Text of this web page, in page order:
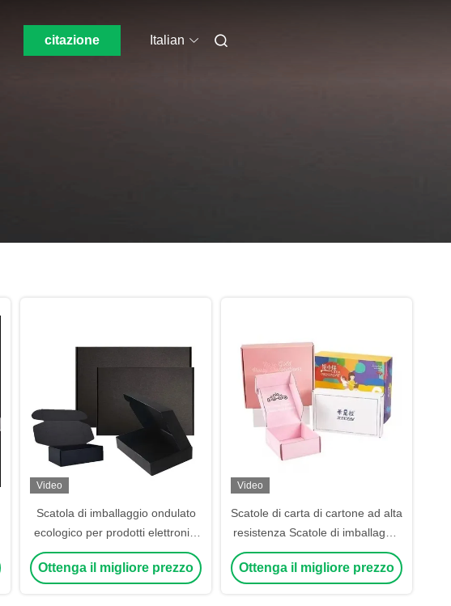
citazione Italian
Video
Scatola di imballaggio ondulato
ecologico per prodotti elettronici
alimentari e medici
Ottenga il migliore prezzo
Video
Scatole di carta di cartone ad alta
resistenza Scatole di imballaggio
ondulato personalizzate OEM
Ottenga il migliore prezzo